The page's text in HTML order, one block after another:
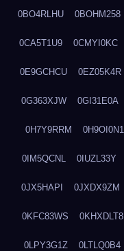
0BO4RLHU 0BOHM258
0CA5T1U9 0CMYI0KC
0E9GCHCU 0EZ05K4R
0G363XJW 0GI31E0A
0H7Y9RRM 0H9OI0N1
0IM5QCNL 0IUZL33Y
0JX5HAPI 0JXDX9ZM
0KFC83WS 0KHXDLT8
0LPY3G1Z 0LTLQ0B4